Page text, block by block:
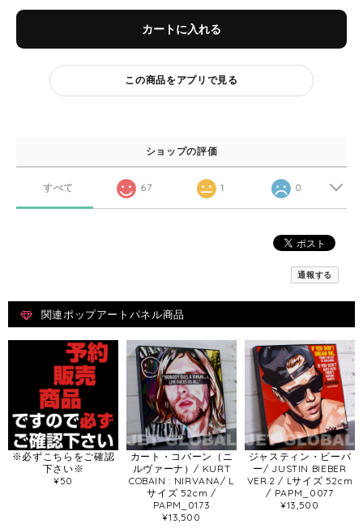
カートに入れる
この商品をアプリで見る
ショップの評価
すべて 67 1 0
通報する
関連ポップアートパネル商品
※必ずこちらをご確認
下さい※
¥50
カート・コバーン（ニ
ルヴァーナ）/ KURT
COBAIN : NIRVANA/ L
サイズ 52cm /
PAPM_0173
¥13,500
ジャスティン・ビーバ
ー/ JUSTIN BIEBER
VER.2 / Lサイズ 52cm
/ PAPM_0077
¥13,500